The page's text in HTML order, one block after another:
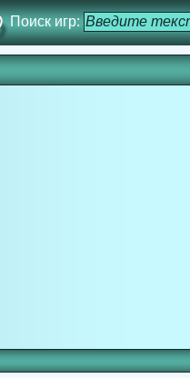
Поиск игр: